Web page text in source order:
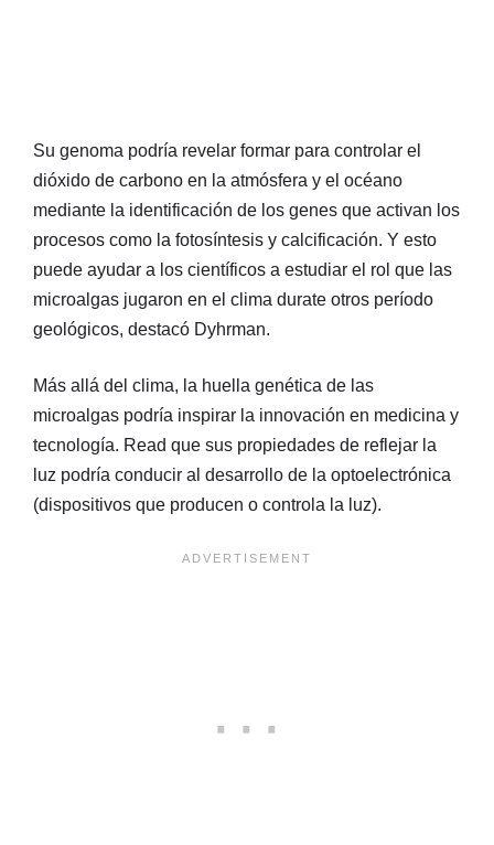
Su genoma podría revelar formar para controlar el
dióxido de carbono en la atmósfera y el océano
mediante la identificación de los genes que activan los
procesos como la fotosíntesis y calcificación. Y esto
puede ayudar a los científicos a estudiar el rol que las
microalgas jugaron en el clima durate otros período
geológicos, destacó Dyhrman.
Más allá del clima, la huella genética de las
microalgas podría inspirar la innovación en medicina y
tecnología. Read que sus propiedades de reflejar la
luz podría conducir al desarrollo de la optoelectrónica
(dispositivos que producen o controla la luz).